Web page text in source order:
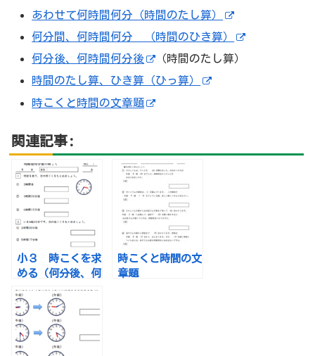
あわせて何時間何分（時間のたし算）
何分間、何時間何分 （時間のひき算）
何分後、何時間何分後
（時間のたし算）
時間のたし算、ひき算（ひっ算）
時こくと時間の文章題
関連記事:
小３ 時こくを求
める（何分後、何
時間何分後
時こくと時間の文
章題